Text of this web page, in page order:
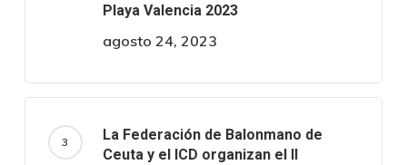
Playa Valencia 2023
agosto 24, 2023
La Federación de Balonmano de
Ceuta y el ICD organizan el II